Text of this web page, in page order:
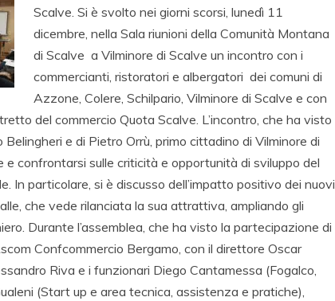
Scalve. Si è svolto nei giorni scorsi, lunedì 11
dicembre, nella Sala riunioni della Comunità Montana
di Scalve a Vilminore di Scalve un incontro con i
commercianti, ristoratori e albergatori dei comuni di
Azzone, Colere, Schilpario, Vilminore di Scalve e con
del commercio Quota Scalve. L’incontro, che ha visto
e di Pietro Orrù, primo cittadino di Vilminore di
e confrontarsi sulle criticità e opportunità di sviluppo del
In particolare, si è discusso dell’impatto positivo dei nuovi
che vede rilanciata la sua attrattiva, ampliando gli
Durante l’assemblea, che ha visto la partecipazione di
Confcommercio Bergamo, con il direttore Oscar
Riva e i funzionari Diego Cantamessa (Fogalco,
(Start up e area tecnica, assistenza e pratiche),